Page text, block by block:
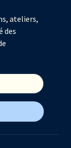
ateliers,
des